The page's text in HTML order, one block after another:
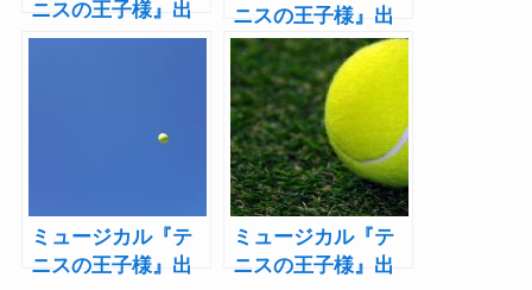
ニスの王子様』出
演者名鑑【立海
ニスの王子様』出
演者名鑑【六角
編】――「テニミ
ュ出た人あるあ
る」とともに振り
返る
ミュージカル『テ
ニスの王子様』出
ミュージカル『テ
ニスの王子様』出